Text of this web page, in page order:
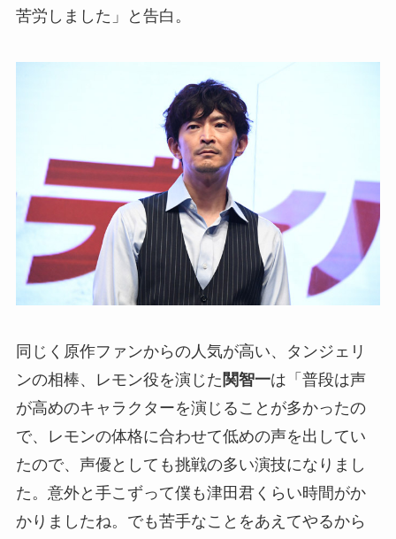
苦労しました」と告白。
同じく原作ファンからの人気が高い、タンジェリ
ンの相棒、レモン役を演じた 関智一は「普段は声
が高めのキャラクターを演じることが多かったの
で、レモンの体格に合わせて低めの声を出してい
たので、声優としても挑戦の多い演技になりまし
た。意外と手こずって僕も津田君くらい時間がか
かりましたね。でも苦手なことをあえてやるから